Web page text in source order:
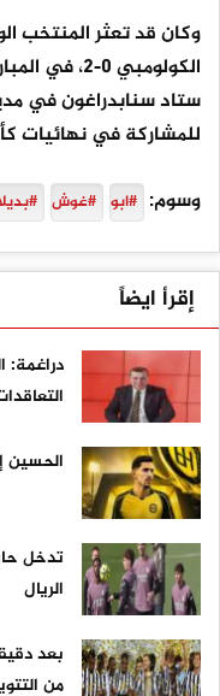
وكان قد تعثر المنتخب
الكولومبي 0-
ستاد سنابدراغون في
للمشاركة في نهائيات كأس
وسوم: #ابو #غوش
إقرأ ايضاً
الحسين
تدخل
الريال
بعد
من